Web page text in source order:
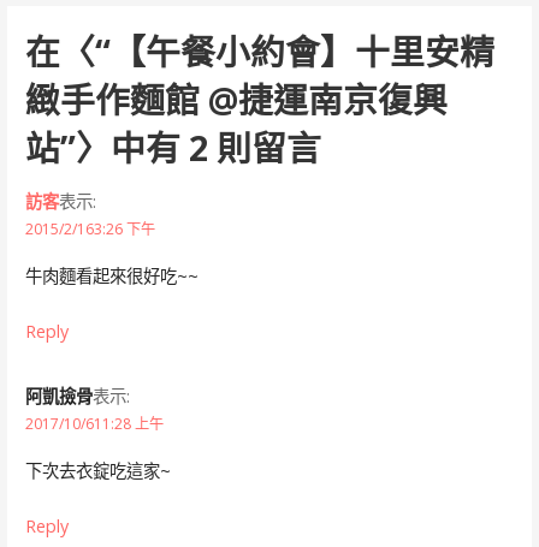
在〈“【午餐小約會】十里安精
緻手作麵館 @捷運南京復興
站”〉中有 2 則留言
訪客表示:
2015/2/163:26 下午
牛肉麵看起來很好吃~~
Reply
阿凱撿骨表示:
2017/10/611:28 上午
下次去衣錠吃這家~
Reply